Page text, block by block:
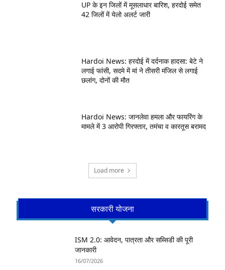
UP के इन जिलों में मूसलाधार बारिश, हरदोई समेत
42 जिलों में येलो अलर्ट जारी
Hardoi News: हरदोई में दर्दनाक हादसा: बेटे ने
लगाई फांसी, सदमे में मां ने तीसरी मंजिल से लगाई
छलांग, दोनों की मौत
Hardoi News: जानलेवा हमला और फायरिंग के
मामले में 3 आरोपी गिरफ्तार, तमंचा व कारतूस बरामद
Load more
सरकारी योजना
ISM 2.0: आवेदन, पात्रता और सब्सिडी की पूरी
जानकारी
16/07/2026